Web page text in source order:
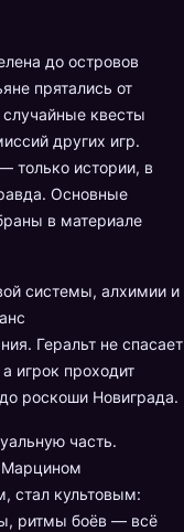
до островов
прятались от
квесты
других игр.
только истории, в
Основные
в материале
системы, алхимии и
Геральт не спасает
игрок проходит
роскоши Новиграда.
часть.
Марцином
стал культовым:
ритмы боёв — всё